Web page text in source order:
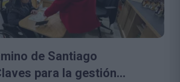
de Santiago
para la gestión